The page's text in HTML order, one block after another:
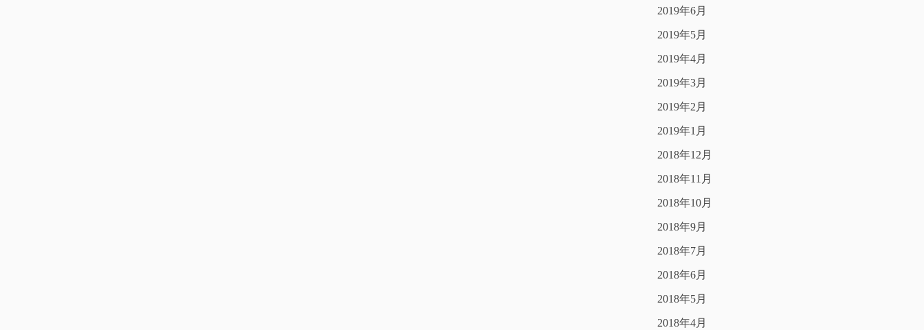
2019年6月
2019年5月
2019年4月
2019年3月
2019年2月
2019年1月
2018年12月
2018年11月
2018年10月
2018年9月
2018年7月
2018年6月
2018年5月
2018年4月